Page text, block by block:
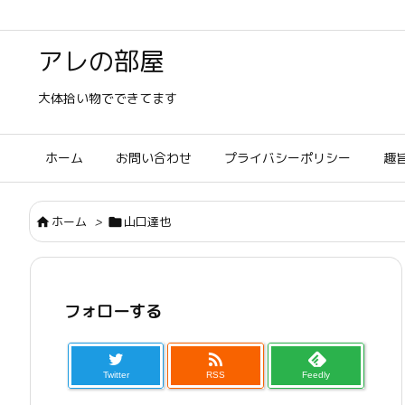
アレの部屋
大体拾い物でできてます
ホーム お問い合わせ プライバシーポリシー 趣
ホーム > 山口達也
フォローする
Twitter

RSS Feedly